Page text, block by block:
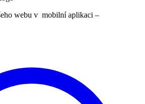
webu v mobilní aplikaci –